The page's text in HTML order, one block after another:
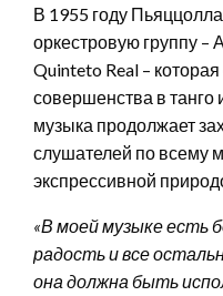
В 1955 году
оркестровую группу –
Quinteto Real –
совершенства в танго
музыка продолжает
слушателей по всему
экспрессивной
«В моей музыке есть
радость и все
она должна быть